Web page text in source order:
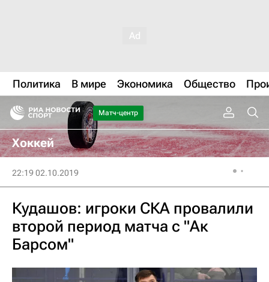
Политика В мире Экономика Общество
Матч-центр
Хоккей
22:19 02.10.2019
Кудашов: игроки СКА провалили
второй период матча с "Ак
Барсом"